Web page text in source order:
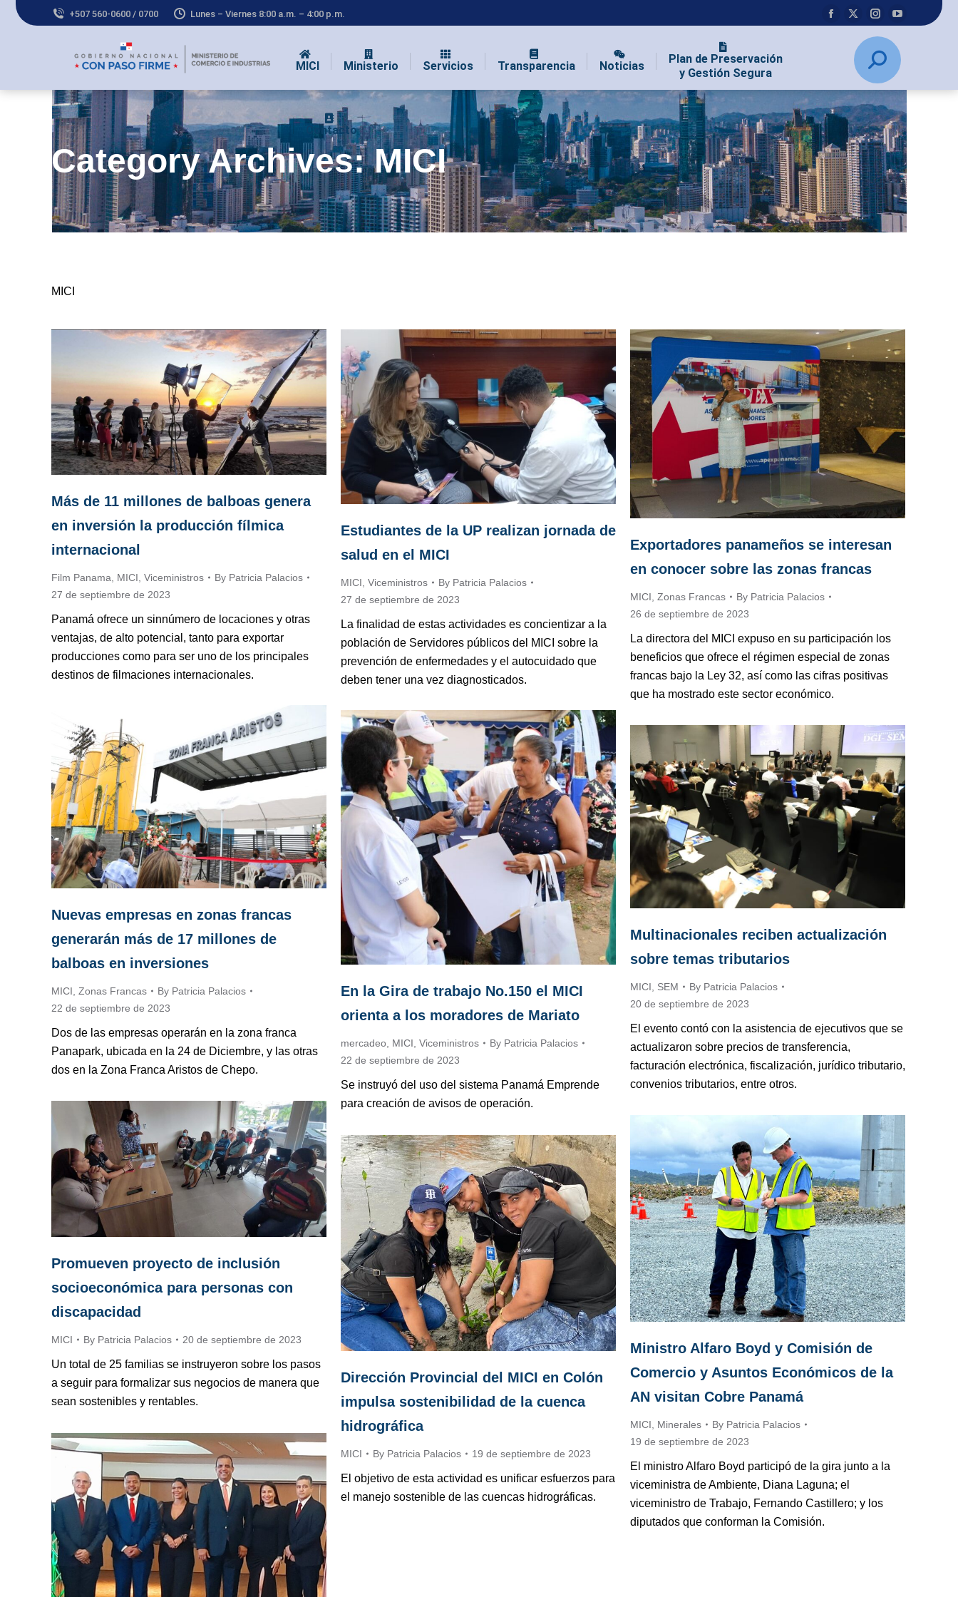
+507 560-0600 / 0700 Lunes – Viernes 8:00 a.m. – 4:00 p.m.
MICI Ministerio Servicios Transparencia Noticias
Plan de Preservación
y Gestión Segura
Contacto
Category Archives:MICI
MICI
Más de 11 millones de balboas genera
en inversión la producción fílmica
internacional
Film Panama MICI Viceministros By Patricia Palacios
27 de septiembre de 2023
Panamá ofrece un sinnúmero de locaciones y otras
ventajas, de alto potencial, tanto para exportar
producciones como para ser uno de los principales
destinos de filmaciones internacionales.
Estudiantes de la UP realizan jornada de
salud en el MICI
MICI Viceministros By Patricia Palacios
27 de septiembre de 2023
La finalidad de estas actividades es concientizar a la
población de Servidores públicos del MICI sobre la
prevención de enfermedades y el autocuidado que
deben tener una vez diagnosticados.
Exportadores panameños se interesan
en conocer sobre las zonas francas
MICI, Zonas Francas By Patricia Palacios
26 de septiembre de 2023
La directora del MICI expuso en su participación los
beneficios que ofrece el régimen especial de zonas
francas bajo la Ley 32, así como las cifras positivas
que ha mostrado este sector económico.
Nuevas empresas en zonas francas
generarán más de 17 millones de
balboas en inversiones
MICI Zonas Francas By Patricia Palacios
22 de septiembre de 2023
Dos de las empresas operarán en la zona franca
Panapark, ubicada en la 24 de Diciembre, y las otras
dos en la Zona Franca Aristos de Chepo.
En la Gira de trabajo No.150 el MICI
orienta a los moradores de Mariato
mercadeo, MICI, Viceministros By Patricia Palacios
22 de septiembre de 2023
Se instruyó del uso del sistema Panamá Emprende
para creación de avisos de operación.
Multinacionales reciben actualización
sobre temas tributarios
MICI SEM By Patricia Palacios
20 de septiembre de 2023
El evento contó con la asistencia de ejecutivos que se
actualizaron sobre precios de transferencia,
facturación electrónica, fiscalización, jurídico tributario,
convenios tributarios, entre otros.
Promueven proyecto de inclusión
socioeconómica para personas con
discapacidad
MICI By Patricia Palacios 20 de septiembre de 2023
Un total de 25 familias se instruyeron sobre los pasos
a seguir para formalizar sus negocios de manera que
sean sostenibles y rentables.
Ministro Alfaro Boyd y Comisión de
Comercio y Asuntos Económicos de la
AN visitan Cobre Panamá
MICI Minerales By Patricia Palacios
19 de septiembre de 2023
El ministro Alfaro Boyd participó de la gira junto a la
viceministra de Ambiente, Diana Laguna; el
viceministro de Trabajo, Fernando Castillero; y los
diputados que conforman la Comisión.
Dirección Provincial del MICI en Colón
impulsa sostenibilidad de la cuenca
hidrográfica
MICI By Patricia Palacios 19 de septiembre de 2023
El objetivo de esta actividad es unificar esfuerzos para
el manejo sostenible de las cuencas hidrográficas.